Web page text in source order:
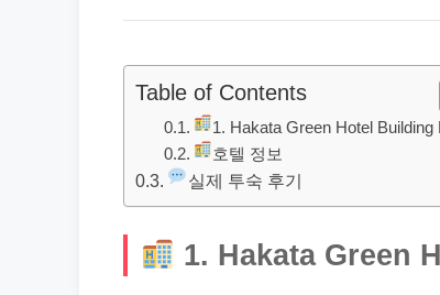
Table of Contents
1. Hakata Green Hotel Building
호텔 정보
실제 투숙 후기
1. Hakata Green